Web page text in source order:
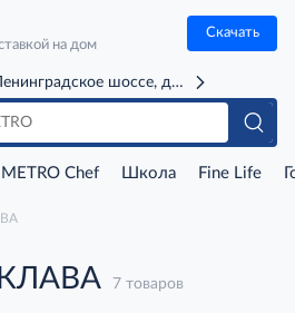
на дом
Скачать
шоссе, д. 71Г (м. Речной
METRO Chef Школа Fine Life
7 товаров